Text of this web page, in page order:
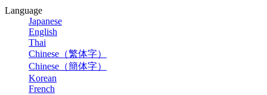
Language
Japanese
English
Thai
Chinese（繁体字）
Chinese（簡体字）
Korean
French